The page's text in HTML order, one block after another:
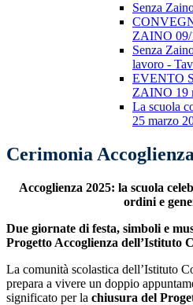
Senza
ZAINO 09/
Senza
lavoro -
EVENTO
ZAINO 19
La scuola
25 marzo
Cerimonia
Accoglienza 2025: la scuola
ordini e
Due giornate di festa, simboli e
Progetto Accoglienza dell’Istituto
La comunità scolastica dell’Istituto
prepara a vivere un doppio
significato per la chiusura del